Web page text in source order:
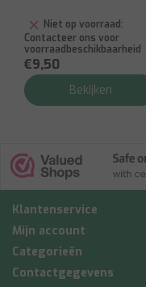
Niet op voorraad:
Contacteer ons voor
voorraadbeschikbaarheid
€9,50
Bekijken
Klantenservice
Mijn account
Categorieën
Contactgegevens